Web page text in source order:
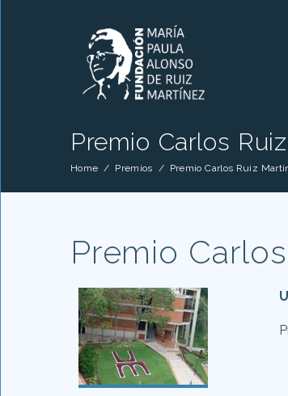
Premio Carlos
Home / Premios / Premio Carlos Ruiz
Premio